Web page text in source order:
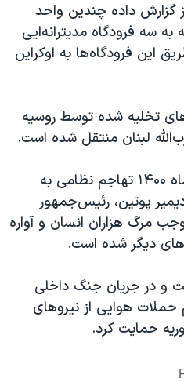
ایران
صلح
گزارش داده چندین واحد
سه فرودگاه مدیترانه‌ایی
این فرودگاه‌ها به اوکراین
تخلیه شده توسط روسیه
لبنان منتقل شده است.
ارتش مسکو از پنجم اسفندماه ۱۴۰۰ تهاجم نظامی به
پوتین، رئیس‌جمهور
مرگ هزاران انسان و آواره
دیگر شده است.
و در جریان جنگ داخلی
۲۰۱۵ با انجام حملات هوایی از نیروهای
حمایت کرد.